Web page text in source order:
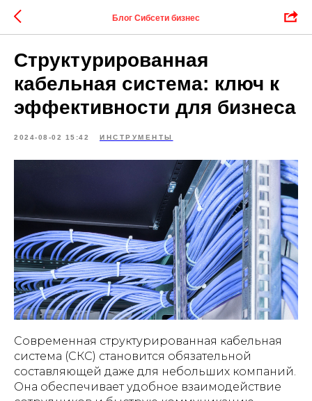
Блог Сибсети бизнес
Структурированная
кабельная система: ключ к
эффективности для бизнеса
2024-08-02 15:42 ИНСТРУМЕНТЫ
Современная структурированная кабельная
система (СКС) становится обязательной
составляющей даже для небольших компаний.
Она обеспечивает удобное взаимодействие